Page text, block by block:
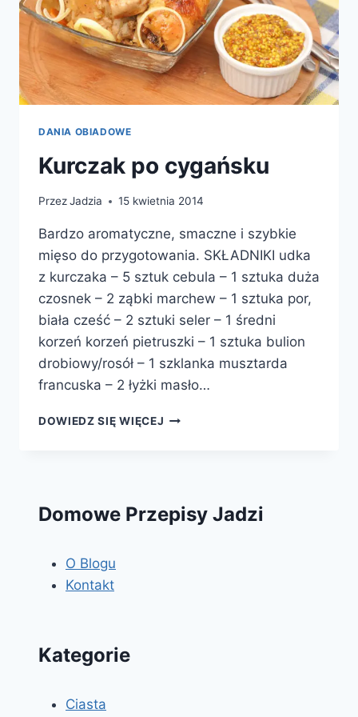
DANIA OBIADOWE
Kurczak po cygańsku
PrzezJadzia 15 kwietnia 2014
Bardzo aromatyczne, smaczne i szybkie
mięso do przygotowania. SKŁADNIKI udka
z kurczaka – 5 sztuk cebula – 1 sztuka duża
czosnek – 2 ząbki marchew – 1 sztuka por,
biała cześć – 2 sztuki seler – 1 średni
korzeń korzeń pietruszki – 1 sztuka bulion
drobiowy/rosół – 1 szklanka musztarda
francuska – 2 łyżki masło…
DOWIEDZ SIĘ WIĘCEJ KURCZAK
Domowe Przepisy Jadzi
O Blogu
Kontakt
Kategorie
Ciasta